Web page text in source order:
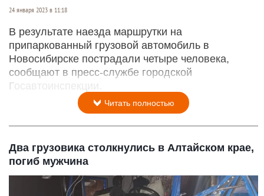
24 января 2023 в 11:18
В результате наезда маршрутки на
припаркованный грузовой автомобиль в
Новосибирске пострадали четыре человека,
сообщают в пресс-службе городской
Госавтоинспекции.
Читать полностью
Два грузовика столкнулись в Алтайском крае,
погиб мужчина